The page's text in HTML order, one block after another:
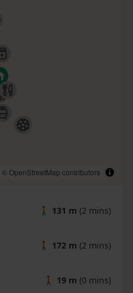
© OpenStreetMap contributors
🚶 131 m (2 mins)
🚶 172 m (2 mins)
🚶 19 m (0 mins)